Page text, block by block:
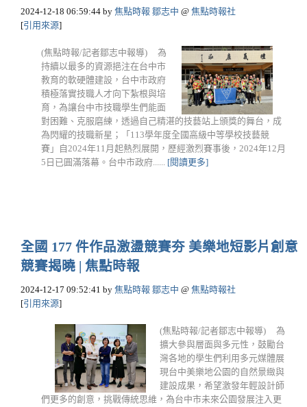
2024-12-18 06:59:44 by 焦點時報 鄒志中 @ 焦點時報社
[引用來源]
(焦點時報/記者鄒志中報導) 為
持續以最多的資源挹注在台中市
教育的軟硬體建設，台中市政府
積極落實技職人才向下紮根與培
育，為讓台中市技職學生們能面
對困難、克服磨練，透過自己精湛的技藝站上頒獎的舞台，成
為閃耀的技職新星；「113學年度全國高級中等學校技藝競
賽」自2024年11月起熱烈展開，歷經激烈賽事後，2024年12月
5日已圓滿落幕。台中市政府...... [閱讀更多]
全國 177 件作品激盪競賽夯 美樂地短影片創意
競賽揭曉 | 焦點時報
2024-12-17 09:52:41 by 焦點時報 鄒志中 @ 焦點時報社
[引用來源]
(焦點時報/記者鄒志中報導) 為
擴大參與層面與多元性，鼓勵台
灣各地的學生們利用多元媒體展
現台中美樂地公園的自然景緻與
建設成果，希望激發年輕設計師
們更多的創意，挑戰傳統思維，為台中市未來公園發展注入更